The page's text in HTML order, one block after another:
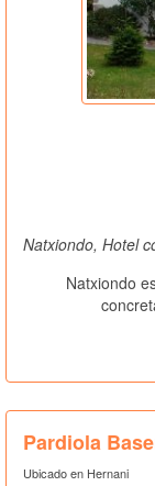
Natxiondo, Hotel
Natxiondo
Pardiola
Ubicado en Hernani